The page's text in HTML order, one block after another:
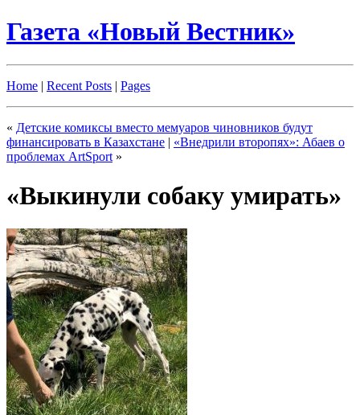
Газета «Новый Вестник»
Home | Recent Posts | Pages
« Детские комиксы вместо мемуаров чиновников будут
финансировать в Казахстане | «Внедрили второпях»: Абаев о
проблемах ArtSport »
«Выкинули собаку умирать»